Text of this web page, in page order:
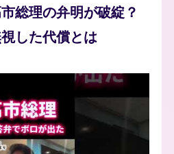
総理の弁明が破綻？
した代償とは